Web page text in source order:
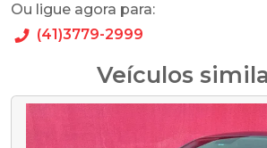
Ou ligue agora para:
(41)3779-2999
Veículos